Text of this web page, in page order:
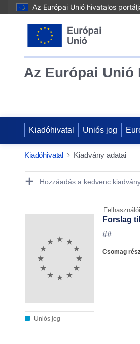
Az Európai Unió hivatalos
Az Európai
Kiadóhivatal Uniós jog
Kiadóhivatal Kiadvány adatai
Publication Detail
Hozzáadás a kedvenc
Uniós jog
Forslag
##
Csomag